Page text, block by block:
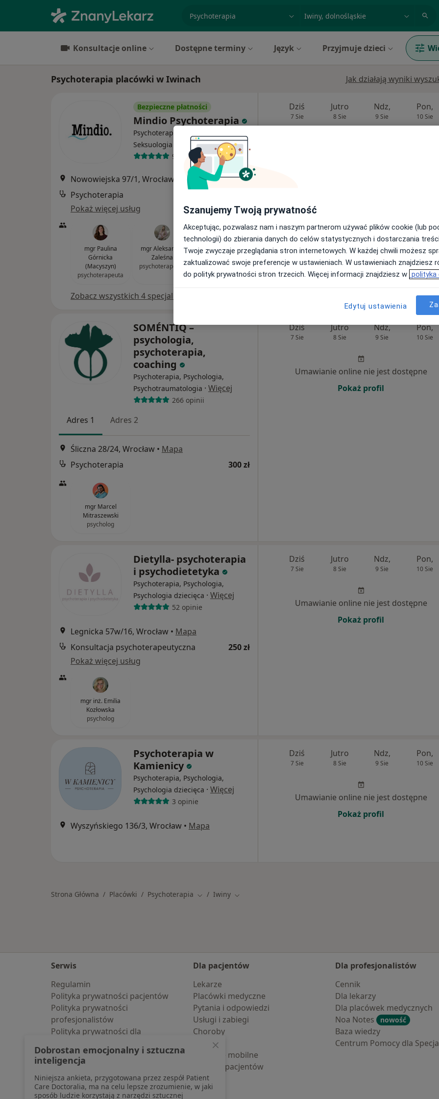
miasto lub dzielnica
Konsultacje online Dostępne terminy Język Przyjmuje dzieci
Psychoterapia placówki w Iwinach Jak działają wyniki
Bezpieczne płatności
Mindio Psychoterapia
Psychoterapia, Psychologia,
Seksuologia
Więcej
96 opinii
Nowowiejska 97/1, Wrocław
Mapa
Psychoterapia
Pokaż więcej usług
mgr Paulina
Górnicka
(Macyszyn)
psychoterapeuta
mgr Aleksandra
Zaleśna
psychoterapeuta
mgr Roma
Dopierała
psycholog
Zobacz wszystkich 4 specjalistów
Dziś
7 Sie
Jutro
8 Sie
Ndz,
9 Sie
Pon,
10 Sie
SOMÉNTIQ –
psychologia,
psychoterapia,
coaching
Psychoterapia, Psychologia,
Psychotraumatologia · Więcej
266 opinii
Adres 1 Adres 2
Śliczna 28/24, Wrocław • Mapa
Psychoterapia
300 zł
mgr Marcel
Mitraszewski
psycholog
Dziś
7 Sie
Jutro
8 Sie
Ndz,
9 Sie
Pon,
10 Sie
Umawianie online nie jest dostępne
Pokaż profil
Dietylla- psychoterapia
i psychodietetyka
Psychoterapia, Psychologia,
Psychologia dziecięca · Więcej
52 opinie
Legnicka 57w/16, Wrocław • Mapa
Konsultacja psychoterapeutyczna
250 zł
Pokaż więcej usług
mgr inż. Emilia
Kozłowska
psycholog
Dziś
7 Sie
Jutro
8 Sie
Ndz,
9 Sie
Pon,
10 Sie
Umawianie online nie jest dostępne
Pokaż profil
Psychoterapia w
Kamienicy
Psychoterapia, Psychologia,
Psychologia dziecięca · Więcej
3 opinie
Wyszyńskiego 136/3, Wrocław • Mapa
Dziś
7 Sie
Jutro
8 Sie
Ndz,
9 Sie
Pon,
10 Sie
Umawianie online nie jest dostępne
Pokaż profil
Strona Główna Placówki Psychoterapia Zmień miasto
Iwiny Zmień miasto
Serwis
Regulamin
Polityka prywatności pacjentów
Polityka prywatności
profesjonalistów
Polityka prywatności dla
pozyskaliśmy samodzielnie
Polityka cookies
Jak działają wyniki wyszukiwania
Dostępność
Dla pacjentów
Lekarze
Placówki medyczne
Pytania i odpowiedzi
Usługi i zabiegi
Choroby
Pomoc
Aplikacje mobilne
Blog dla pacjentów
Dla profesjonalistów
Cennik
Dla lekarzy
Dla placówek medycznych
Noa Notes
nowość
Baza wiedzy
Centrum Pomocy dla
Szanujemy Twoją prywatność
Akceptując, pozwalasz nam i naszym partnerom używać plików cookie (lub
technologii) do zbierania danych do celów statystycznych i dostarczania
Twoje zwyczaje przeglądania stron internetowych. W każdej chwili możesz
zaktualizować swoje preferencje w ustawieniach. W ustawieniach znajdziesz
do polityk prywatności stron trzecich. Więcej informacji znajdziesz w polityka
Edytuj ustawienia
Dobrostan emocjonalny i sztuczna
inteligencja
Niniejsza ankieta, przygotowana przez zespół Patient
Care Doctoralia, ma na celu lepsze zrozumienie, w jaki
sposób ludzie korzystają z narzędzi sztucznej